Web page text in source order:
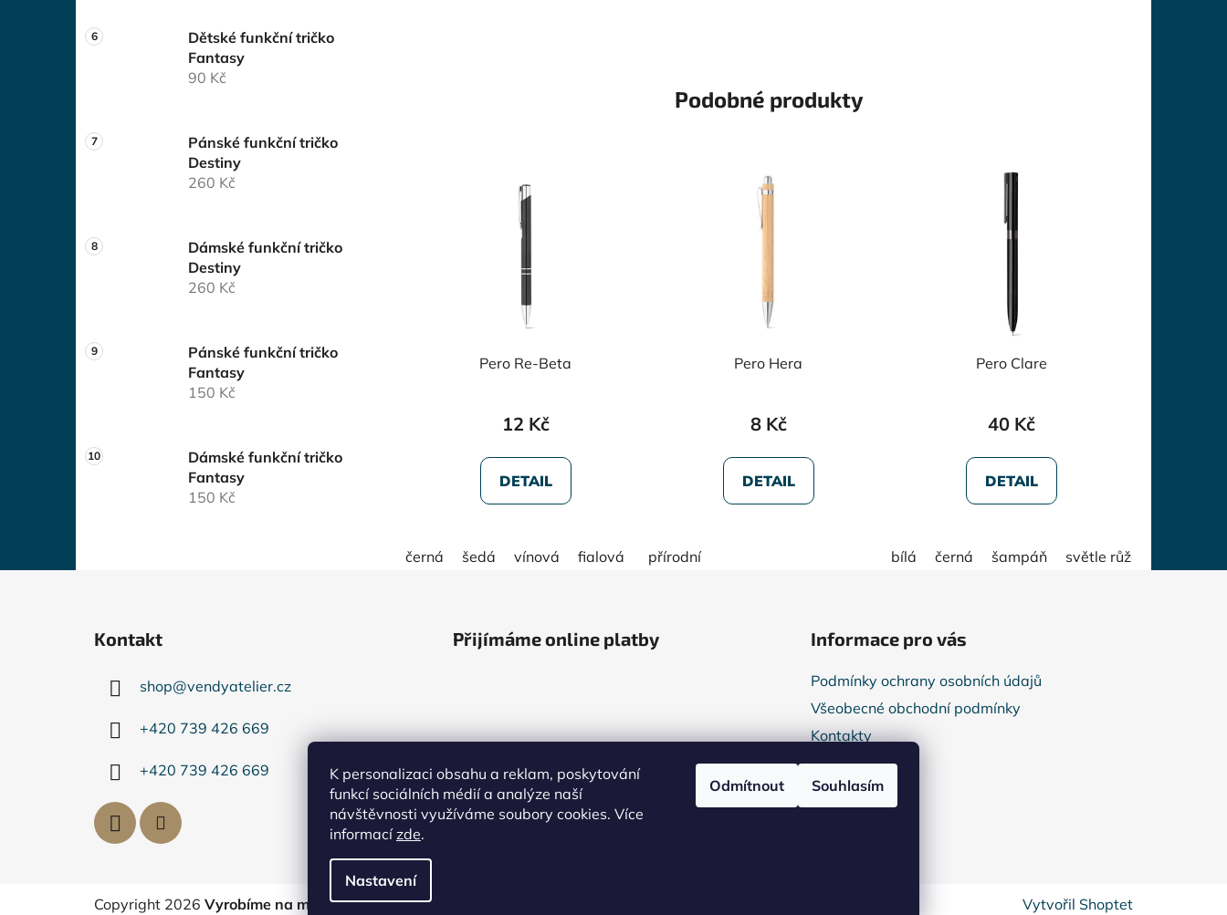
K personalizaci obsahu a reklam, poskytování
funkcí sociálních médií a analýze naší
návštěvnosti využíváme soubory cookies. Více
informacízde.
Nastavení
Odmítnout Souhlasím
Dětské funkční tričko
Fantasy
90 Kč
Pánské funkční tričko
Destiny
260 Kč
Dámské funkční tričko
Destiny
260 Kč
Pánské funkční tričko
Fantasy
150 Kč
Dámské funkční tričko
Fantasy
150 Kč
Podobné produkty
Pero Re-Beta
12 Kč
DETAIL
černá šedá vínová fialová
Pero Hera
8 Kč
DETAIL
přírodní
Pero Clare
40 Kč
DETAIL
bílá černá šampáň světle růžová
Kontakt
shop@vendyatelier.cz
+420 739 426 669
+420 739 426 669
Přijímáme online platby Informace pro vás
Podmínky ochrany osobních údajů
Všeobecné obchodní podmínky
Kontakty
Reklamace
Vytvořil Shoptet
Copyright 2026 Vyrobíme na míru . Všechna práva vyhrazena.